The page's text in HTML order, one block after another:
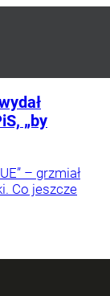
„by
– grzmiał
Co jeszcze